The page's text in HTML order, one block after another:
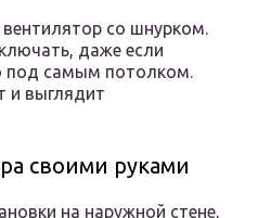
со шнурком.
даже если
под самым потолком.
и выглядит
своими руками
на наружной стене,